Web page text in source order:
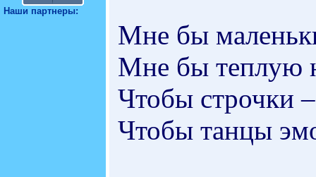
Наши партнеры:
Мне бы
Мне бы теплую
Чтобы строчки
Чтобы танцы